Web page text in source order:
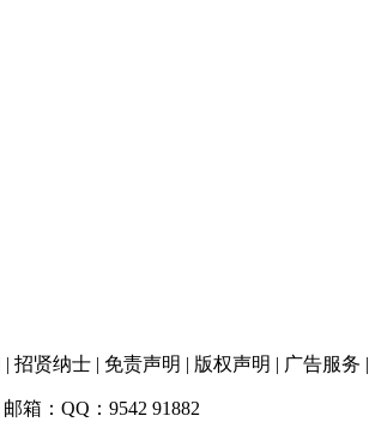
招贤纳士 | 免责声明 | 版权声明 | 广告服务 |
邮箱：QQ：9542 91882